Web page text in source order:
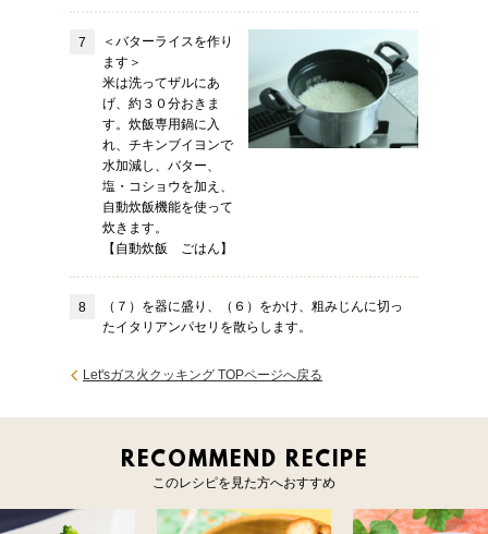
＜バターライスを作り
ます＞
米は洗ってザルにあ
げ、約３０分おきま
す。炊飯専用鍋に入
れ、チキンブイヨンで
水加減し、バター、
塩・コショウを加え、
自動炊飯機能を使って
炊きます。
【自動炊飯 ごはん】
（７）を器に盛り、（６）をかけ、粗みじんに切っ
たイタリアンパセリを散らします。
Let'sガス火クッキング TOPページへ戻る
RECOMMEND RECIPE
このレシピを見た方へおすすめ